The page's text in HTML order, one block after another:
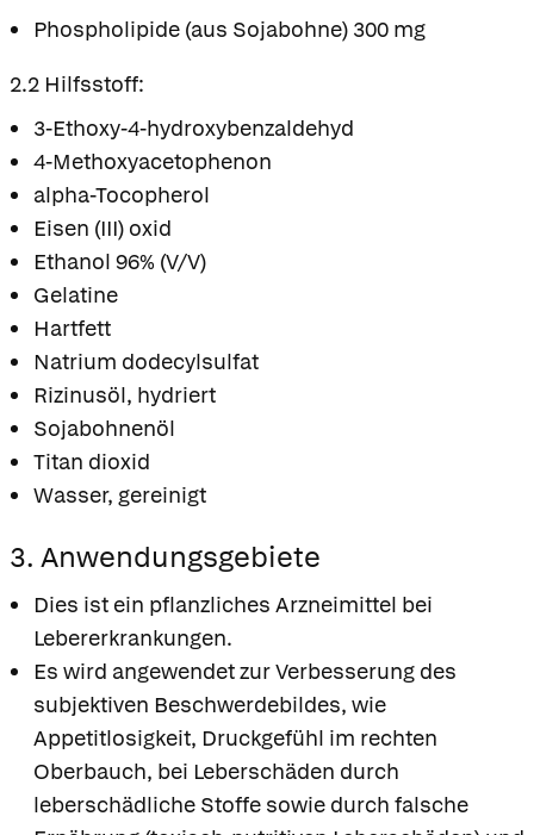
Phospholipide (aus Sojabohne) 300 mg
2.2 Hilfsstoff:
3-Ethoxy-4-hydroxybenzaldehyd
4-Methoxyacetophenon
alpha-Tocopherol
Eisen (III) oxid
Ethanol 96% (V/V)
Gelatine
Hartfett
Natrium dodecylsulfat
Rizinusöl, hydriert
Sojabohnenöl
Titan dioxid
Wasser, gereinigt
3. Anwendungsgebiete
Dies ist ein pflanzliches Arzneimittel bei
Lebererkrankungen.
Es wird angewendet zur Verbesserung des
subjektiven Beschwerdebildes, wie
Appetitlosigkeit, Druckgefühl im rechten
Oberbauch, bei Leberschäden durch
leberschädliche Stoffe sowie durch falsche